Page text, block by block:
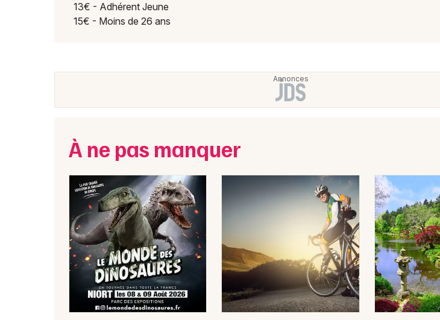
13€ - Adhérent Jeune
15€ - Moins de 26 ans
À ne pas manquer